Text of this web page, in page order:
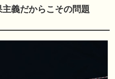
義だからこその問題